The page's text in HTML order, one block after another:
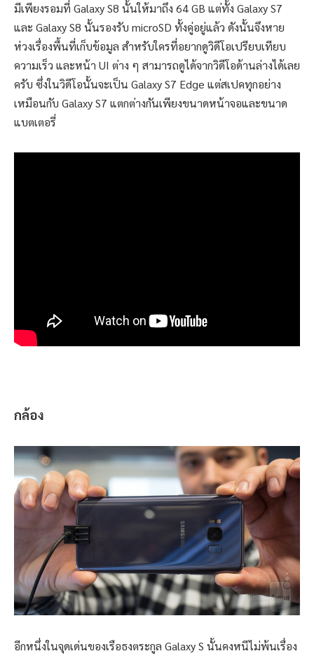
มีเพียงรอมที่ Galaxy S8 นั้นให้มาถึง 64 GB แต่ทั้ง Galaxy S7
และ Galaxy S8 นั้นรองรับ microSD ทั้งคู่อยู่แล้ว ดังนั้นจึงหาย
ห่วงเรื่องพื้นที่เก็บข้อมูล สำหรับใครที่อยากดูวิดีโอเปรียบเทียบ
ความเร็ว และหน้า UI ต่าง ๆ สามารถดูได้จากวิดีโอด้านล่างได้เลย
ครับ ซึ่งในวิดีโอนั้นจะเป็น Galaxy S7 Edge แต่สเปคทุกอย่าง
เหมือนกับ Galaxy S7 แตกต่างกันเพียงขนาดหน้าจอและขนาด
แบตเตอรี่
กล้อง
อีกหนึ่งในจุดเด่นของเรือธงตระกูล Galaxy S นั้นคงหนีไม่พ้นเรื่อง